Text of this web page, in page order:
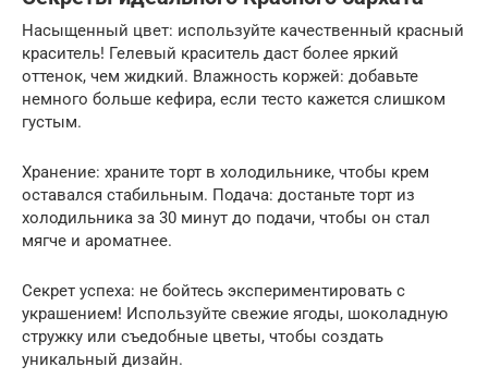
Насыщенный цвет: используйте качественный красный
краситель! Гелевый краситель даст более яркий
оттенок, чем жидкий. Влажность коржей: добавьте
немного больше кефира, если тесто кажется слишком
густым.
Хранение: храните торт в холодильнике, чтобы крем
оставался стабильным. Подача: достаньте торт из
холодильника за 30 минут до подачи, чтобы он стал
мягче и ароматнее.
Секрет успеха: не бойтесь экспериментировать с
украшением! Используйте свежие ягоды, шоколадную
стружку или съедобные цветы, чтобы создать
уникальный дизайн.